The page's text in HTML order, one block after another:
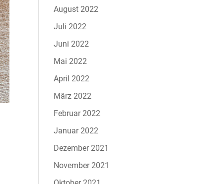
August 2022
Juli 2022
Juni 2022
Mai 2022
April 2022
März 2022
Februar 2022
Januar 2022
Dezember 2021
November 2021